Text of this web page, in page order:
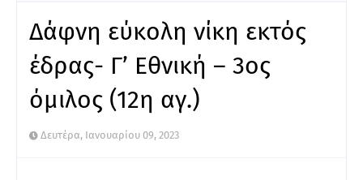
Δάφνη εύκολη νίκη εκτός
έδρας- Γ’ Εθνική – 3ος
όμιλος (12η αγ.)
Δευτέρα, Ιανουαρίου 09, 2023